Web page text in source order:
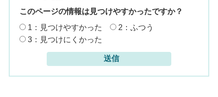
このページの情報は見つけやすかったですか？
1：見つけやすかった
2：ふつう
3：見つけにくかった